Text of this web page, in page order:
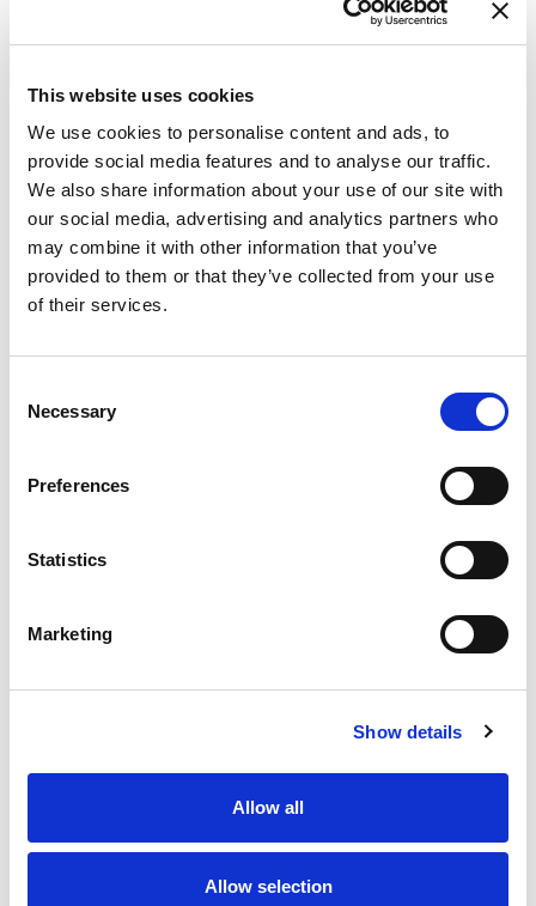
This website uses cookies
We use cookies to personalise content and ads, to
provide social media features and to analyse our traffic.
We also share information about your use of our site with
our social media, advertising and analytics partners who
may combine it with other information that you’ve
provided to them or that they’ve collected from your use
of their services.
Selection
Necessary
Preferences
Statistics
Marketing
Show details
Allow all
Allow selection